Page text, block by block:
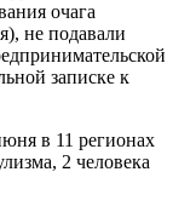
очага
не подавали
записке к
в 11 регионах
2 человека